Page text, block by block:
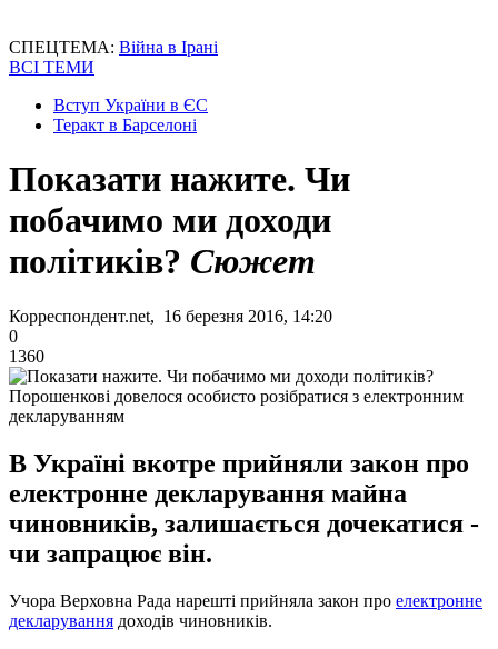
СПЕЦТЕМА: Війна в Ірані
ВСІ ТЕМИ
Вступ України в ЄС
Теракт в Барселоні
Показати нажите. Чи
побачимо ми доходи
політиків? Сюжет
Корреспондент.net, 16 березня 2016, 14:20
0
1360
Порошенкові довелося особисто розібратися з електронним
декларуванням
В Україні вкотре прийняли закон про
електронне декларування майна
чиновників, залишається дочекатися -
чи запрацює він.
Учора Верховна Рада нарешті прийняла закон про електронне
декларування доходів чиновників.